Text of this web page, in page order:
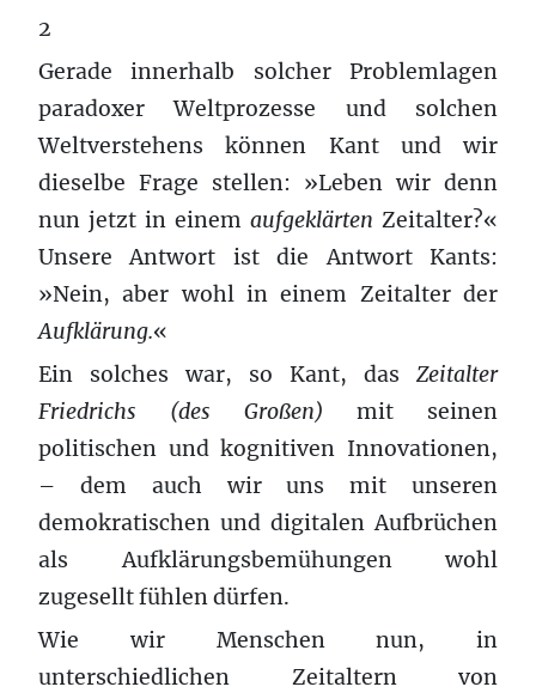
2
Gerade innerhalb solcher Problemlagen
paradoxer Weltprozesse und solchen
Weltverstehens können Kant und wir
dieselbe Frage stellen: »Leben wir denn
nun jetzt in einem aufgeklärten Zeitalter?«
Unsere Antwort ist die Antwort Kants:
»Nein, aber wohl in einem Zeitalter der
Aufklärung.«
Ein solches war, so Kant, das Zeitalter
Friedrichs (des Großen) mit seinen
politischen und kognitiven Innovationen,
– dem auch wir uns mit unseren
demokratischen und digitalen Aufbrüchen
als Aufklärungsbemühungen wohl
zugesellt fühlen dürfen.
Wie wir Menschen nun, in
unterschiedlichen Zeitaltern von